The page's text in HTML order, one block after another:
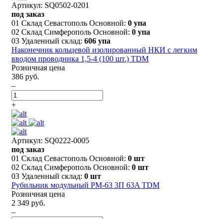
Артикул: SQ0502-0201
под заказ
01 Склад Севастополь Основной: 0 упа
02 Склад Симферополь Основной: 0 упа
03 Удаленный склад: 606 упа
Наконечник кольцевой изолированный НКИ с легким
вводом проводника 1,5-4 (100 шт.) TDM
Розничная цена
386 руб.
–
+
Артикул: SQ0222-0005
под заказ
01 Склад Севастополь Основной: 0 шт
02 Склад Симферополь Основной: 0 шт
03 Удаленный склад: 0 шт
Рубильник модульный РМ-63 3П 63A TDM
Розничная цена
2 349 руб.
–